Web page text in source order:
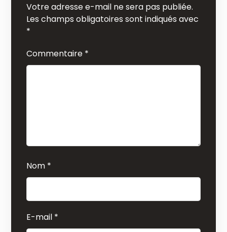
Votre adresse e-mail ne sera pas publiée.
Les champs obligatoires sont indiqués avec
*
Commentaire *
Nom *
E-mail *